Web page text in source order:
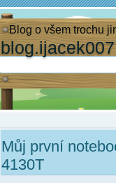
Blog o všem trochu
Můj první
4130T